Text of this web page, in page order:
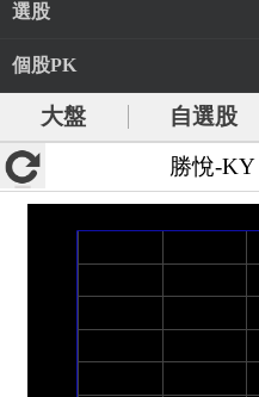
選股
個股PK
大盤 自選股
勝悅-KY